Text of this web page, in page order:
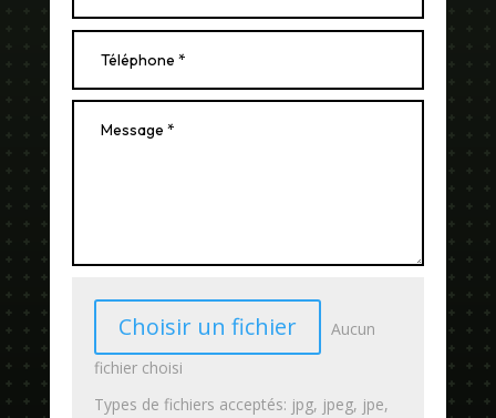
Choisir un fichier
Aucun
fichier choisi
Types de fichiers acceptés: jpg, jpeg, jpe,